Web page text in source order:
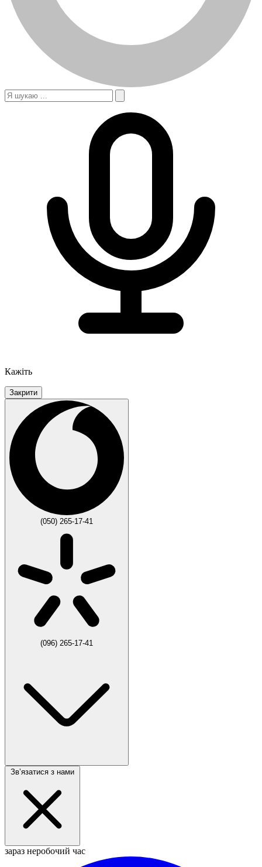
Кажіть
Закрити
(050) 265-17-41
(096) 265-17-41
Звʼязатися з нами
зараз неробочий час